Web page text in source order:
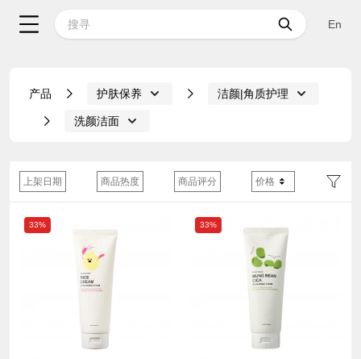
En
产品 护肤保养 洁颜|角质护理
洗颜洁面
上架日期 商品热度 商品评分 价格
33% 33%